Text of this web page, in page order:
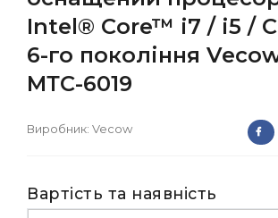
Intel® Core™ i7 / i5 /
6-го покоління
МТС-6019
Виробник: Vecow
Вартість та наявність